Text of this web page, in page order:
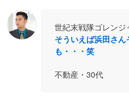
世紀末戦隊ゴレンジ
そういえば浜田さ
も・・・笑
不動産・30代